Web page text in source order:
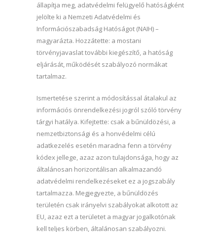
állapítja meg, adatvédelmi felügyelő hatóságként
jelölte ki a Nemzeti Adatvédelmi és
Információszabadság Hatóságot (NAIH) –
magyarázta. Hozzátette: a mostani
törvényjavaslat további kiegészítő, a hatóság
eljárását, működését szabályozó normákat
tartalmaz.
Ismertetése szerint a módosítással átalakul az
információs önrendelkezési jogról szóló törvény
tárgyi hatálya. Kifejtette: csak a bűnüldözési, a
nemzetbiztonsági és a honvédelmi célú
adatkezelés esetén maradna fenn a törvény
kódex jellege, azaz azon tulajdonsága, hogy az
általánosan horizontálisan alkalmazandó
adatvédelmi rendelkezéseket ez a jogszabály
tartalmazza. Megjegyezte, a bűnüldözés
területén csak irányelvi szabályokat alkotott az
EU, azaz ezt a területet a magyar jogalkotónak
kell teljes körben, általánosan szabályozni.